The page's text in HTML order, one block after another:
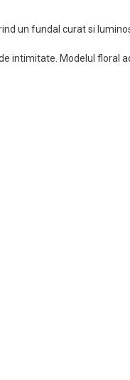
un fundal curat si
intimitate. Modelul floral